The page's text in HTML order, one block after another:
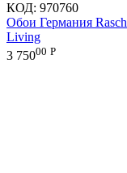
КОД: 970760
Обои Германия
Living
3 75000 Р